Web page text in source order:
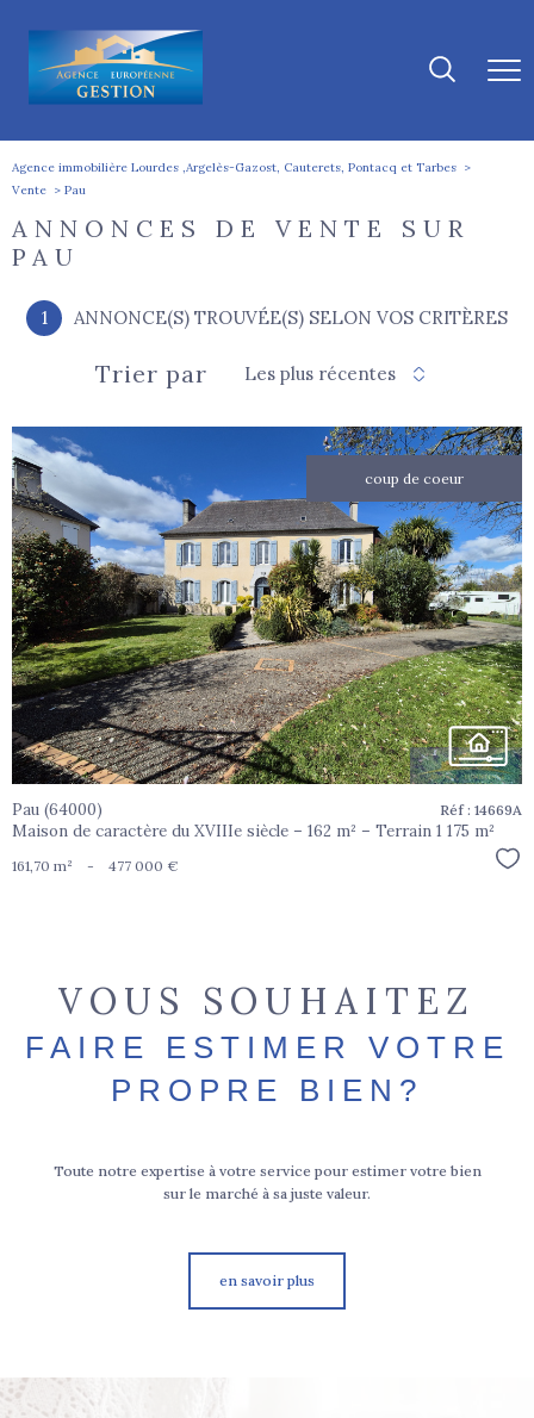
Agence immobilière Lourdes ,Argelès-Gazost, Cauterets, Pontacq et Tarbes
Vente
Pau
ANNONCES DE VENTE SUR
PAU
1 ANNONCE(S) TROUVÉE(S) SELON VOS CRITÈRES
Trier par Les plus récentes
coup de coeur
voir le
bien
Pau (64000)
Maison de caractère du XVIIIe siècle – 162 m² – Terrain 1 175 m²
Réf : 14669A
161,70 m² - 477 000 €
VOUS SOUHAITEZ
FAIRE ESTIMER VOTRE
PROPRE BIEN?
Toute notre expertise à votre service pour estimer votre bien
sur le marché à sa juste valeur.
en savoir plus